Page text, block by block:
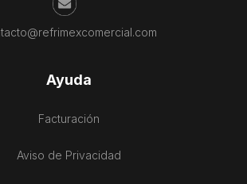
Ayuda
Facturación
Aviso de Privacidad